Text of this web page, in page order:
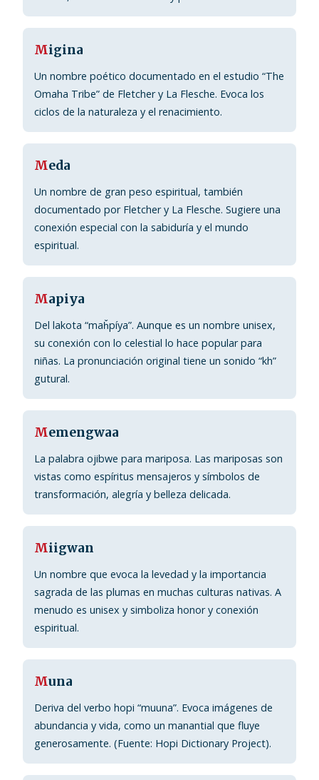
Migina
Un nombre poético documentado en el estudio “The
Omaha Tribe” de Fletcher y La Flesche. Evoca los
ciclos de la naturaleza y el renacimiento.
Meda
Un nombre de gran peso espiritual, también
documentado por Fletcher y La Flesche. Sugiere una
conexión especial con la sabiduría y el mundo
espiritual.
Mapiya
Del lakota “maȟpíya”. Aunque es un nombre unisex,
su conexión con lo celestial lo hace popular para
niñas. La pronunciación original tiene un sonido “kh”
gutural.
Memengwaa
La palabra ojibwe para mariposa. Las mariposas son
vistas como espíritus mensajeros y símbolos de
transformación, alegría y belleza delicada.
Miigwan
Un nombre que evoca la levedad y la importancia
sagrada de las plumas en muchas culturas nativas. A
menudo es unisex y simboliza honor y conexión
espiritual.
Muna
Deriva del verbo hopi “muuna”. Evoca imágenes de
abundancia y vida, como un manantial que fluye
generosamente. (Fuente: Hopi Dictionary Project).